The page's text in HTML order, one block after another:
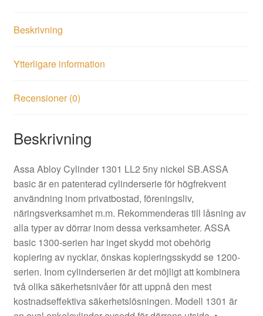
Beskrivning
Ytterligare information
Recensioner (0)
Beskrivning
Assa Abloy Cylinder 1301 LL2 5ny nickel SB.ASSA
basic är en patenterad cylinderserie för högfrekvent
användning inom privatbostad, föreningsliv,
näringsverksamhet m.m. Rekommenderas till låsning av
alla typer av dörrar inom dessa verksamheter. ASSA
basic 1300-serien har inget skydd mot obehörig
kopiering av nycklar, önskas kopieringsskydd se 1200-
serien. Inom cylinderserien är det möjligt att kombinera
två olika säkerhetsnivåer för att uppnå den mest
kostnadseffektiva säkerhetslösningen. Modell 1301 är